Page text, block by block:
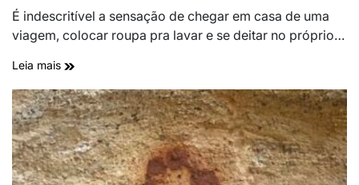
É indescritível a sensação de chegar em casa de uma
viagem, colocar roupa pra lavar e se deitar no próprio…
Leia mais